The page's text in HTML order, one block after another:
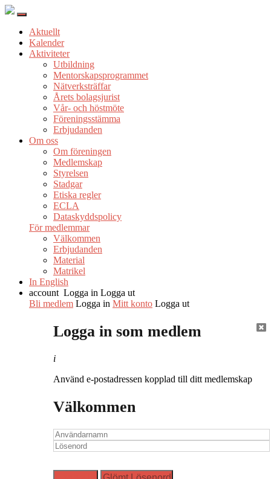
Aktuellt
Kalender
Aktiviteter
Utbildning
Mentorskapsprogrammet
Nätverksträffar
Årets bolagsjurist
Vår- och höstmöte
Föreningsstämma
Erbjudanden
Om oss
Om föreningen
Medlemskap
Styrelsen
Stadgar
Etiska regler
ECLA
Dataskyddspolicy
För medlemmar
Välkommen
Erbjudanden
Material
Matrikel
In English
account Logga in Logga ut
Bli medlem Logga in Mitt konto Logga ut
Logga in som medlem
i
Använd e-postadressen kopplad till ditt medlemskap
Välkommen